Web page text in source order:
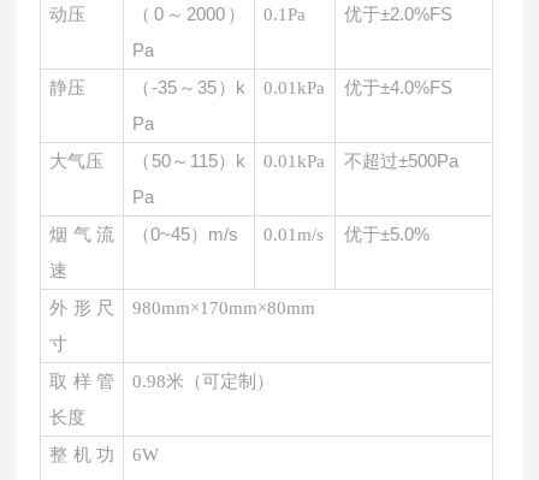
动压 （ 0～2000）
Pa
0.1Pa 优于±2.0%FS
静压 （-35～35）k
Pa
0.01kPa 优于±4.0%FS
大气压 （ 50～115）k
Pa
0.01kPa 不超过±500Pa
烟气流
速
（0~45）m/s 0.01m/s 优于±5.0%
外形尺
寸
980mm×170mm×80mm
取样管
长度
0.98米（可定制）
整机功
6W